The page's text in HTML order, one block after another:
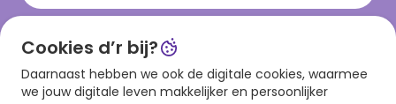
Download onze app
Cookies d’r bij?
Daarnaast hebben we ook de digitale cookies, waarmee
we jouw digitale leven makkelijker en persoonlijker